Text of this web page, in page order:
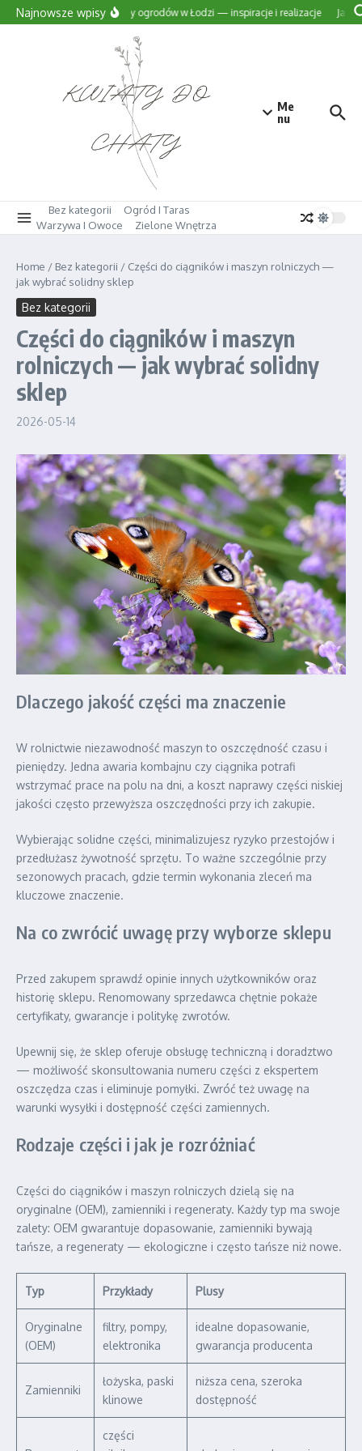
Przejdź do treści
Najnowsze wpisyProjekty ogrodów w Łodzi — inspiracje i realizacje Jak
Me
nu
Bez kategorii
Ogród I Taras
Warzywa I Owoce
Zielone Wnętrza
Home / Bez kategorii / Części do ciągników i maszyn rolniczych —
jak wybrać solidny sklep
Bez kategorii
Części do ciągników i maszyn
rolniczych — jak wybrać solidny
sklep
2026-05-14
Dlaczego jakość części ma znaczenie
W rolnictwie niezawodność maszyn to oszczędność czasu i
pieniędzy. Jedna awaria kombajnu czy ciągnika potrafi
wstrzymać prace na polu na dni, a koszt naprawy części niskiej
jakości często przewyższa oszczędności przy ich zakupie.
Wybierając solidne części, minimalizujesz ryzyko przestojów i
przedłużasz żywotność sprzętu. To ważne szczególnie przy
sezonowych pracach, gdzie termin wykonania zleceń ma
kluczowe znaczenie.
Na co zwrócić uwagę przy wyborze sklepu
Przed zakupem sprawdź opinie innych użytkowników oraz
historię sklepu. Renomowany sprzedawca chętnie pokaże
certyfikaty, gwarancje i politykę zwrotów.
Upewnij się, że sklep oferuje obsługę techniczną i doradztwo
— możliwość skonsultowania numeru części z ekspertem
oszczędza czas i eliminuje pomyłki. Zwróć też uwagę na
warunki wysyłki i dostępność części zamiennych.
Rodzaje części i jak je rozróżniać
Części do ciągników i maszyn rolniczych dzielą się na
oryginalne (OEM), zamienniki i regeneraty. Każdy typ ma swoje
zalety: OEM gwarantuje dopasowanie, zamienniki bywają
tańsze, a regeneraty — ekologiczne i często tańsze niż nowe.
Typ Przykłady Plusy
Oryginalne
(OEM)
filtry, pompy,
elektronika
idealne dopasowanie,
gwarancja producenta
Zamienniki
łożyska, paski
klinowe
niższa cena, szeroka
dostępność
części